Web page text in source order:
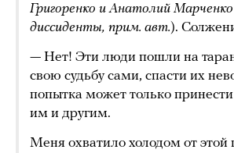
Григоренко и Анатолий
диссиденты, прим. авт.).
— Нет! Эти люди пошли на
свою судьбу сами, спасти их
попытка может только
им и другим.
Меня охватило холодом от этой